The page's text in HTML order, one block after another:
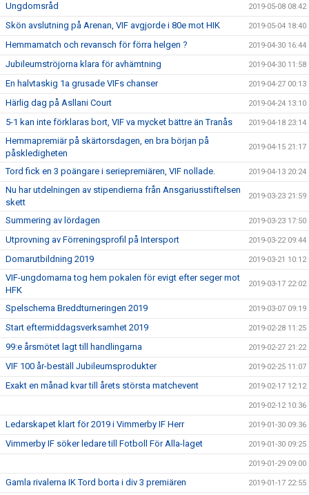
Ungdomsråd 2019-05-08 08:42
Skön avslutning på Arenan, VIF avgjorde i 80e mot HIK 2019-05-04 18:40
Hemmamatch och revansch för förra helgen ? 2019-04-30 16:44
Jubileumströjorna klara för avhämtning 2019-04-30 11:58
En halvtaskig 1a grusade VIFs chanser 2019-04-27 00:13
Härlig dag på Asllani Court 2019-04-24 13:10
5-1 kan inte förklaras bort, VIF va mycket bättre än Tranås 2019-04-18 23:14
Hemmapremiär på skärtorsdagen, en bra början på
påskledigheten
2019-04-15 21:17
Tord fick en 3 poängare i seriepremiären, VIF nollade. 2019-04-13 20:24
Nu har utdelningen av stipendierna från Ansgariusstiftelsen
skett
2019-03-23 21:59
Summering av lördagen 2019-03-23 17:50
Utprovning av Förreningsprofil på Intersport 2019-03-22 09:44
Domarutbildning 2019 2019-03-21 10:12
VIF-ungdomarna tog hem pokalen för evigt efter seger mot
HFK
2019-03-17 22:02
Spelschema Breddturneringen 2019 2019-03-07 09:19
Start eftermiddagsverksamhet 2019 2019-02-28 11:25
99:e årsmötet lagt till handlingarna 2019-02-27 21:22
VIF 100 år-beställ Jubileumsprodukter 2019-02-25 11:07
Exakt en månad kvar till årets största matchevent 2019-02-17 12:12
2019-02-12 10:36
Ledarskapet klart för 2019 i Vimmerby IF Herr 2019-01-30 09:36
Vimmerby IF söker ledare till Fotboll För Alla-laget 2019-01-30 09:25
2019-01-29 09:00
Gamla rivalerna IK Tord borta i div 3 premiären 2019-01-17 22:55